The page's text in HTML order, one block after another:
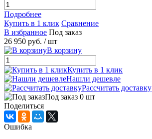
Подробнее
Купить в 1 клик Сравнение
В избранное Под заказ
26 950 руб. / шт
В корзину
Купить в 1 клик
Нашли дешевле
Рассчитать доставку
Под заказ 0 шт
Поделиться
Ошибка